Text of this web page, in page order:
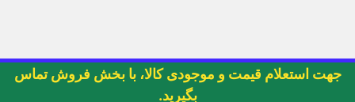
جهت استعلام قیمت و موجودی کالا، با بخش فروش تماس
بگیرید.